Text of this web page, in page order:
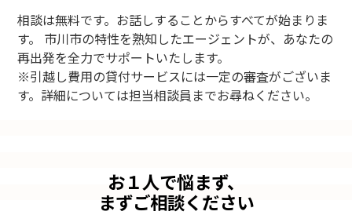
相談は無料です。お話しすることからすべてが始まりま
す。 市川市の特性を熟知したエージェントが、あなたの
再出発を全力でサポートいたします。
※引越し費用の貸付サービスには一定の審査がございま
す。詳細については担当相談員までお尋ねください。
お１人で悩まず、
まずご相談ください